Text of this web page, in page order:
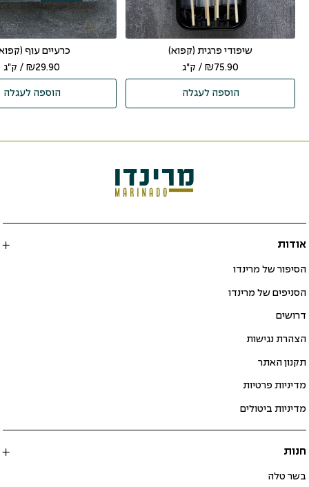
שיפודי פרגית (קפוא)
₪75.90 / ק"ג
הוספה לעגלה
כרעיים עוף
₪29.90 / ק"ג
הוספה לעגלה
אודות
הסיפור של מרינדו
הסניפים של מרינדו
דרושים
הצהרת נגישות
תקנון האתר
מדיניות פרטיות
מדיניות ביטולים
חנות
בשר טלה